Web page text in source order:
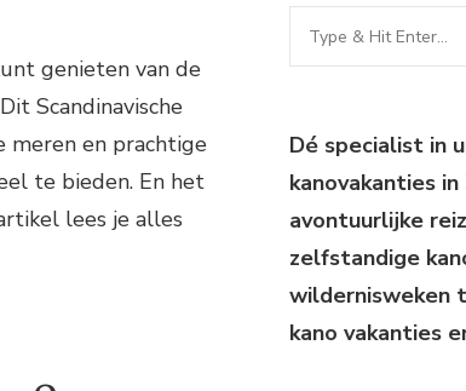
genieten van de
Scandinavische
meren en prachtige
te bieden. En het
lees je alles
Looking
for
Dé specialist in
kanovakanties
avontuurlijke
zelfstandige
wildernisweken
kano vakanties